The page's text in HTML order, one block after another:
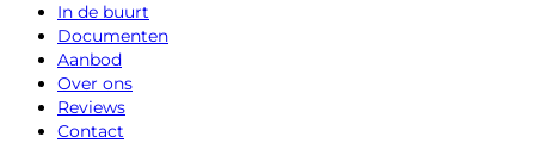
In de buurt
Documenten
Aanbod
Over ons
Reviews
Contact